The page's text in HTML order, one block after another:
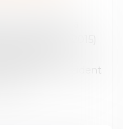
consacrée à
2001/29 » (2015)
littéraire et
Sirinelli, président